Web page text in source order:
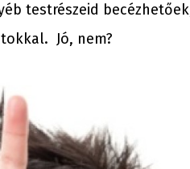
testrészeid
Jó, nem?